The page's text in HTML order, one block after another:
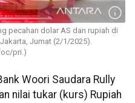
pecahan dolar AS dan rupiah di
Jumat (2/1/2025).
pri.)
Woori Saudara Rully
nilai tukar (kurs) Rupiah